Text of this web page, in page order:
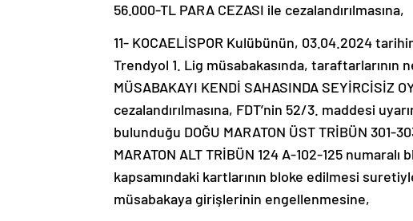
56.000-TL PARA CEZASI ile cezalandırılmasına,
11- KOCAELİSPOR Kulübünün, 03.04.2024
Trendyol 1. Lig müsabakasında, taraftarlarının
MÜSABAKAYI KENDİ SAHASINDA SEYİRCİSİZ
cezalandırılmasına, FDT’nin 52/3. maddesi
bulunduğu DOĞU MARATON ÜST TRİBÜN 301-
MARATON ALT TRİBÜN 124 A-102-125
kapsamındaki kartlarının bloke edilmesi
müsabakaya girişlerinin engellenmesine,